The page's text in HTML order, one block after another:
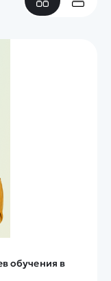
обучения в